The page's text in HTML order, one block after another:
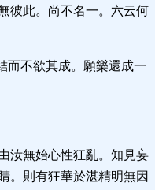
彼此。尚不名一。六云何
而不欲其成。願樂還成一
汝無始心性狂亂。知見妄
。則有狂華於湛精明無因